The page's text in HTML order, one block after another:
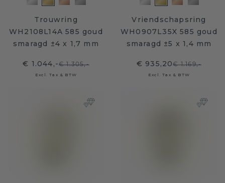
Trouwring
WH2108L14A 585 goud
smaragd ±4 x 1,7 mm
€ 1.044,-€ 1.305,-
Excl. Tax & BTW
Vriendschapsring
WH0907L35X 585 goud
smaragd ±5 x 1,4 mm
€ 935,20€ 1.169,-
Excl. Tax & BTW